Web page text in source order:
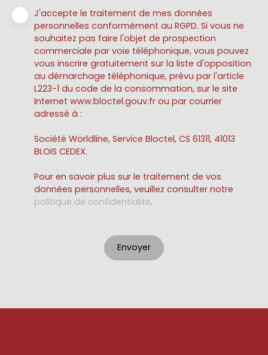
J'accepte le traitement de mes données
personnelles conformément au RGPD. Si vous ne
souhaitez pas faire l'objet de prospection
commerciale par voie téléphonique, vous pouvez
vous inscrire gratuitement sur la liste d'opposition
au démarchage téléphonique, prévu par l'article
L223-1 du code de la consommation, sur le site
Internet www.bloctel.gouv.fr ou par courrier
adressé à :
Société Worldline, Service Bloctel, CS 61311, 41013
BLOIS CEDEX.
Pour en savoir plus sur le traitement de vos
données personnelles, veuillez consulter notre
politique de confidentialité.
Envoyer